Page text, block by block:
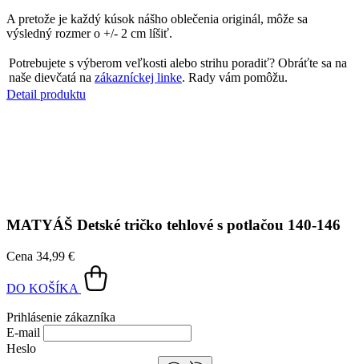
A pretože je každý kúsok nášho oblečenia originál, môže sa
výsledný rozmer o +/- 2 cm líšiť.
Potrebujete s výberom veľkosti alebo strihu poradiť? Obráťte sa na
naše dievčatá na zákazníckej linke. Rady vám pomôžu.
Detail produktu
MATYÁŠ Detské tričko tehlové s potlačou 140-146
Cena 34,99 €
DO KOŠÍKA
Prihlásenie zákazníka
E-mail
Heslo